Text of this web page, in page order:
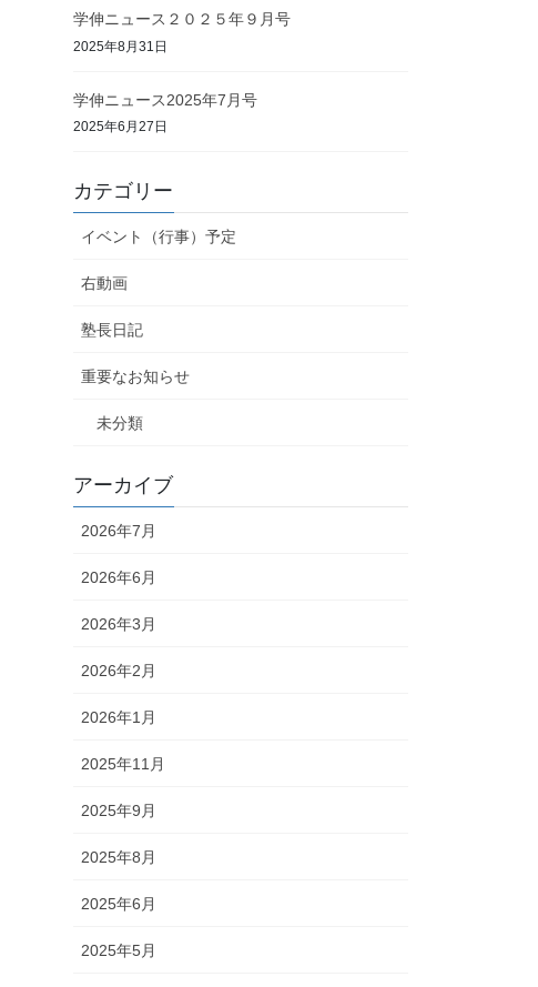
学伸ニュース２０２５年９月号
2025年8月31日
学伸ニュース2025年7月号
2025年6月27日
カテゴリー
イベント（行事）予定
右動画
塾長日記
重要なお知らせ
未分類
アーカイブ
2026年7月
2026年6月
2026年3月
2026年2月
2026年1月
2025年11月
2025年9月
2025年8月
2025年6月
2025年5月